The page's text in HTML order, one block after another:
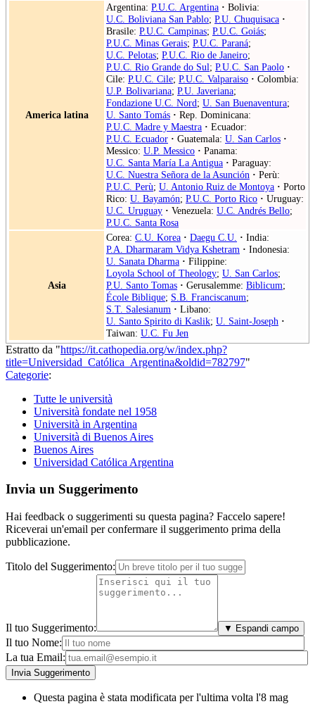
America latina
Argentina: P.U.C. Argentina · Bolivia:
U.C. Boliviana San Pablo; P.U. Chuquisaca ·
Brasile: P.U.C. Campinas; P.U.C. Goiás;
P.U.C. Minas Gerais; P.U.C. Paraná;
U.C. Pelotas; P.U.C. Rio de Janeiro;
P.U.C. Rio Grande do Sul; P.U.C. San Paolo ·
Cile: P.U.C. Cile; P.U.C. Valparaiso · Colombia:
U.P. Bolivariana; P.U. Javeriana;
Fondazione U.C. Nord; U. San Buenaventura;
U. Santo Tomás · Rep. Dominicana:
P.U.C. Madre y Maestra · Ecuador:
P.U.C. Ecuador · Guatemala: U. San Carlos ·
Messico: U.P. Messico · Panama:
U.C. Santa María La Antigua · Paraguay:
U.C. Nuestra Señora de la Asunción · Perù:
P.U.C. Perù; U. Antonio Ruiz de Montoya · Porto
Rico: U. Bayamón; P.U.C. Porto Rico · Uruguay:
U.C. Uruguay · Venezuela: U.C. Andrés Bello;
P.U.C. Santa Rosa
Asia
Corea: C.U. Korea · Daegu C.U. · India:
P.A. Dharmaram Vidya Kshetram · Indonesia:
U. Sanata Dharma · Filippine:
Loyola School of Theology; U. San Carlos;
P.U. Santo Tomas · Gerusalemme: Biblicum;
École Biblique; S.B. Franciscanum;
S.T. Salesianum · Libano:
U. Santo Spirito di Kaslik; U. Saint-Joseph ·
Taiwan: U.C. Fu Jen
Estratto da "https://it.cathopedia.org/w/index.php?
title=Universidad_Católica_Argentina&oldid=782797"
Categorie:
Tutte le università
Università fondate nel 1958
Università in Argentina
Università di Buenos Aires
Buenos Aires
Universidad Católica Argentina
Invia un Suggerimento
Hai feedback o suggerimenti su questa pagina? Faccelo sapere!
Riceverai un'email per confermare il suggerimento prima della
pubblicazione.
Titolo del Suggerimento:
Il tuo Suggerimento: ▼ Espandi campo
Il tuo Nome:
La tua Email:
Questa pagina è stata modificata per l'ultima volta l'8 mag